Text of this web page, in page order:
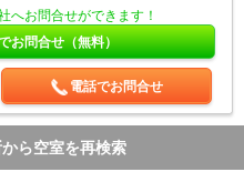
へお問合せができます！
お問合せ（無料）
電話でお問合せ
から空室を再検索